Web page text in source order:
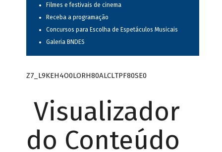
Filmes e festivais de cinema
Receba a programação
Concursos para Escolha de Espetáculos Musicais
Galeria BNDES
Z7_L9KEH4O0LORH80ALCLTPF80SE0
Visualizador
do Conteúdo